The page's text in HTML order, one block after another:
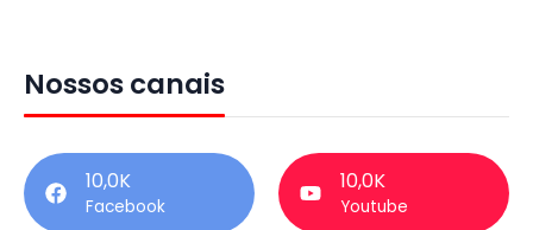
Nossos canais
10,0K
Facebook
10,0K
Youtube